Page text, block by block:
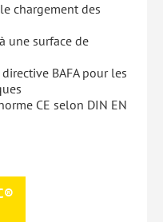
chargement des
une surface de
BAFA pour les
CE selon DIN EN